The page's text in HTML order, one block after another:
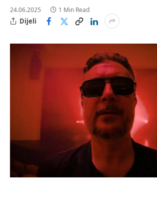
24.06.2025 1 Min Read
Dijeli